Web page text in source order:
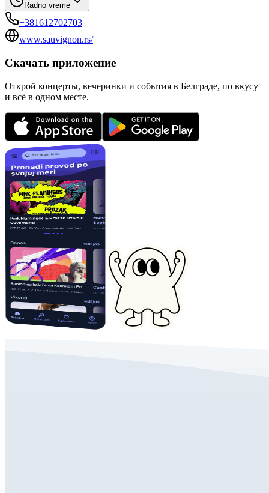
Radno vreme
+381612702703
www.sauvignon.rs/
Скачать приложение
Открой концерты, вечеринки и события в Белграде, по вкусу
и всё в одном месте.